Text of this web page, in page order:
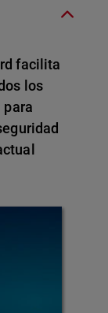
facilita
los
para